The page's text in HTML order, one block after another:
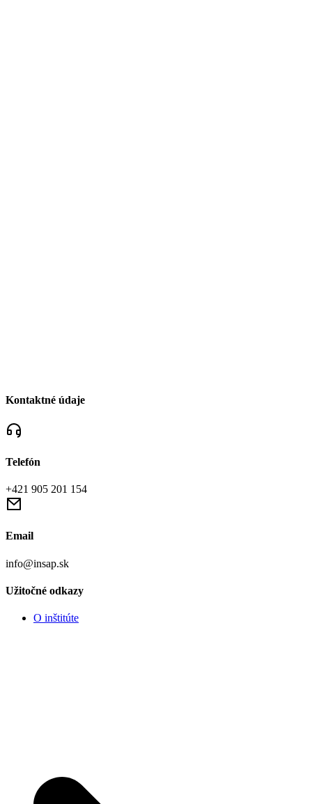
Kontaktné údaje
Telefón
+421 905 201 154
Email
info@insap.sk
Užitočné odkazy
O inštitúte